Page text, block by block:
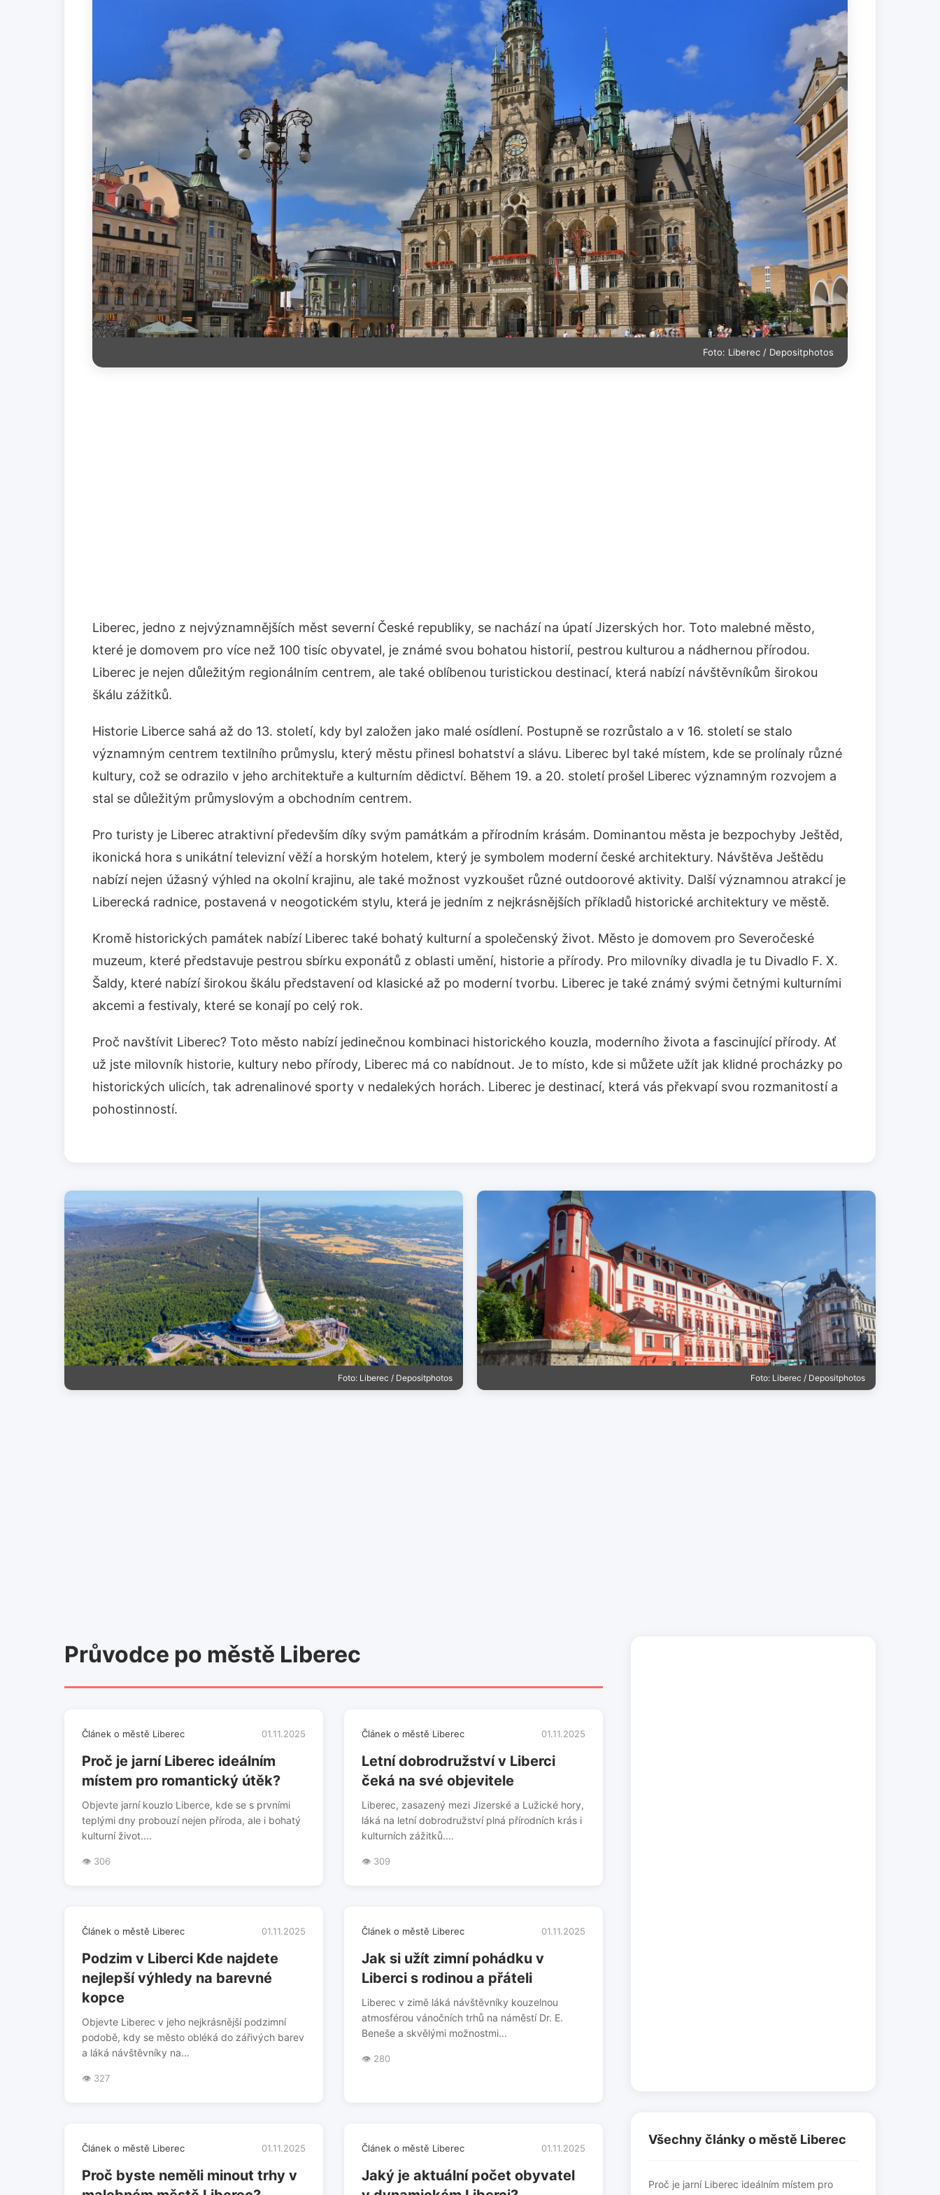
Foto: Liberec / Depositphotos
Liberec, jedno z nejvýznamnějších měst severní České republiky, se nachází na úpatí Jizerských hor. Toto malebné město,
které je domovem pro více než 100 tisíc obyvatel, je známé svou bohatou historií, pestrou kulturou a nádhernou přírodou.
Liberec je nejen důležitým regionálním centrem, ale také oblíbenou turistickou destinací, která nabízí návštěvníkům širokou
škálu zážitků.
Historie Liberce sahá až do 13. století, kdy byl založen jako malé osídlení. Postupně se rozrůstalo a v 16. století se stalo
významným centrem textilního průmyslu, který městu přinesl bohatství a slávu. Liberec byl také místem, kde se prolínaly různé
kultury, což se odrazilo v jeho architektuře a kulturním dědictví. Během 19. a 20. století prošel Liberec významným rozvojem a
stal se důležitým průmyslovým a obchodním centrem.
Pro turisty je Liberec atraktivní především díky svým památkám a přírodním krásám. Dominantou města je bezpochyby Ještěd,
ikonická hora s unikátní televizní věží a horským hotelem, který je symbolem moderní české architektury. Návštěva Ještědu
nabízí nejen úžasný výhled na okolní krajinu, ale také možnost vyzkoušet různé outdoorové aktivity. Další významnou atrakcí je
Liberecká radnice, postavená v neogotickém stylu, která je jedním z nejkrásnějších příkladů historické architektury ve městě.
Kromě historických památek nabízí Liberec také bohatý kulturní a společenský život. Město je domovem pro Severočeské
muzeum, které představuje pestrou sbírku exponátů z oblasti umění, historie a přírody. Pro milovníky divadla je tu Divadlo F. X.
Šaldy, které nabízí širokou škálu představení od klasické až po moderní tvorbu. Liberec je také známý svými četnými kulturními
akcemi a festivaly, které se konají po celý rok.
Proč navštívit Liberec? Toto město nabízí jedinečnou kombinaci historického kouzla, moderního života a fascinující přírody. Ať
už jste milovník historie, kultury nebo přírody, Liberec má co nabídnout. Je to místo, kde si můžete užít jak klidné procházky po
historických ulicích, tak adrenalinové sporty v nedalekých horách. Liberec je destinací, která vás překvapí svou rozmanitostí a
pohostinností.
Foto: Liberec / Depositphotos Foto: Liberec / Depositphotos
Průvodce po městě Liberec
Článek o městě Liberec 01.11.2025
Proč je jarní Liberec ideálním
místem pro romantický útěk?
Objevte jarní kouzlo Liberce, kde se s prvními
teplými dny probouzí nejen příroda, ale i bohatý
kulturní život....
👁️ 306
Článek o městě Liberec 01.11.2025
Letní dobrodružství v Liberci
čeká na své objevitele
Liberec, zasazený mezi Jizerské a Lužické hory,
láká na letní dobrodružství plná přírodních krás i
kulturních zážitků....
👁️ 309
Článek o městě Liberec 01.11.2025
Podzim v Liberci Kde najdete
nejlepší výhledy na barevné
kopce
Objevte Liberec v jeho nejkrásnější podzimní
podobě, kdy se město obléká do zářivých barev
a láká návštěvníky na...
👁️ 327
Článek o městě Liberec 01.11.2025
Jak si užít zimní pohádku v
Liberci s rodinou a přáteli
Liberec v zimě láká návštěvníky kouzelnou
atmosférou vánočních trhů na náměstí Dr. E.
Beneše a skvělými možnostmi...
👁️ 280
Článek o městě Liberec 01.11.2025
Proč byste neměli minout trhy v
Článek o městě Liberec 01.11.2025
Jaký je aktuální počet obyvatel
Všechny články o městě Liberec
Proč je jarní Liberec ideálním místem pro